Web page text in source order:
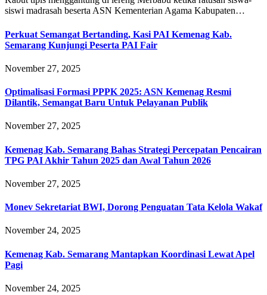
siswi madrasah beserta ASN Kementerian Agama Kabupaten…
Perkuat Semangat Bertanding, Kasi PAI Kemenag Kab.
Semarang Kunjungi Peserta PAI Fair
November 27, 2025
Optimalisasi Formasi PPPK 2025: ASN Kemenag Resmi
Dilantik, Semangat Baru Untuk Pelayanan Publik
November 27, 2025
Kemenag Kab. Semarang Bahas Strategi Percepatan Pencairan
TPG PAI Akhir Tahun 2025 dan Awal Tahun 2026
November 27, 2025
Monev Sekretariat BWI, Dorong Penguatan Tata Kelola Wakaf
November 24, 2025
Kemenag Kab. Semarang Mantapkan Koordinasi Lewat Apel
Pagi
November 24, 2025